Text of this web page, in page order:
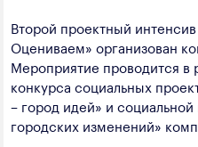
Промышленность
Добыча
полезных ископаемых
Лёгкая промышленность
dprom@ako.ru
Второй проектный
Оцениваем» организован
Мероприятие проводится в
конкурса социальных
– город идей» и
городских изменений»